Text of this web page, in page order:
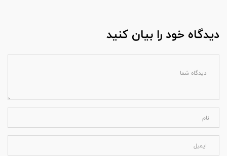
دیدگاه خود را بیان کنید